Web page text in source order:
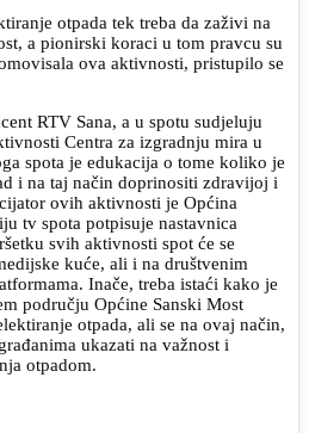
otpada tek treba da zaživi na
a pionirski koraci u tom pravcu su
ova aktivnosti, pristupilo se
RTV Sana, a u spotu sudjeluju
Centra za izgradnju mira u
spota je edukacija o tome koliko je
i na taj način doprinositi zdravijoj i
ovih aktivnosti je Općina
tv spota potpisuje nastavnica
svih aktivnosti spot će se
kuće, ali i na društvenim
Inače, treba istaći kako je
području Općine Sanski Most
otpada, ali se na ovaj način,
ukazati na važnost i
otpadom.